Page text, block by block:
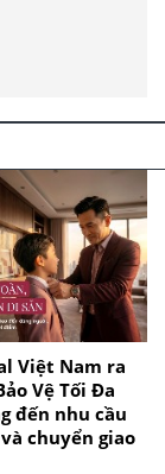
Việt Nam ra
Vệ Tối Đa
đến nhu cầu
chuyển giao